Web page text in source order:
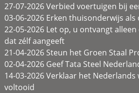
27-07-2026 Verbied voertuigen bij
03-06-2026 Erken thuisonderwijs
22-05-2026 Let op, u ontvangt
dat zélf aangeeft
21-04-2026 Steun het Groen Staal
02-04-2026 Geef Tata Steel
14-03-2026 Verklaar het Nederlands
voltooid